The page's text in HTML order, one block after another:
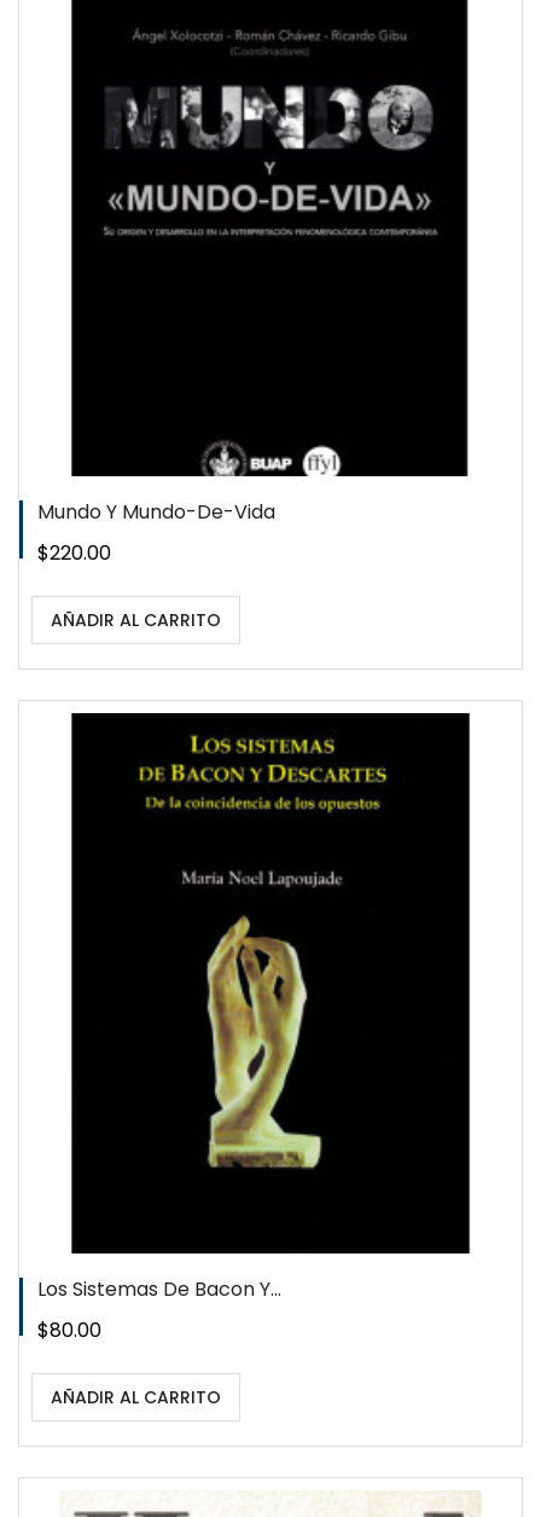
Mundo Y Mundo-De-Vida
Precio
$220.00
AÑADIR AL CARRITO
Los Sistemas De Bacon Y...
Precio
$80.00
AÑADIR AL CARRITO